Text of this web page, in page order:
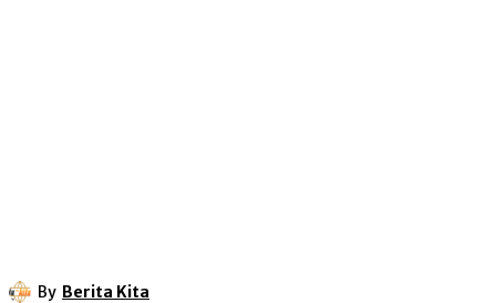
By Berita Kita